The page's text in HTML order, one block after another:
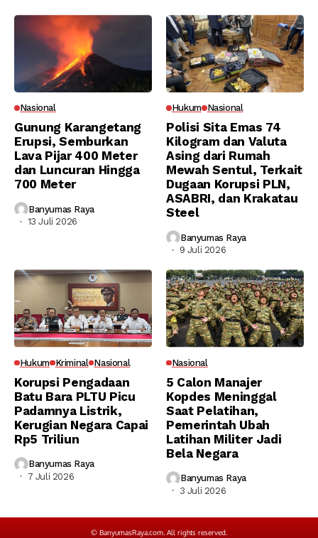
Nasional
Gunung Karangetang
Erupsi, Semburkan
Lava Pijar 400 Meter
dan Luncuran Hingga
700 Meter
Banyumas Raya
13 Juli 2026
Hukum Nasional
Polisi Sita Emas 74
Kilogram dan Valuta
Asing dari Rumah
Mewah Sentul, Terkait
Dugaan Korupsi PLN,
ASABRI, dan Krakatau
Steel
Banyumas Raya
9 Juli 2026
Hukum Kriminal Nasional
Korupsi Pengadaan
Batu Bara PLTU Picu
Padamnya Listrik,
Kerugian Negara Capai
Rp5 Triliun
Banyumas Raya
7 Juli 2026
Nasional
5 Calon Manajer
Kopdes Meninggal
Saat Pelatihan,
Pemerintah Ubah
Latihan Militer Jadi
Bela Negara
Banyumas Raya
3 Juli 2026
© BanyumasRaya.com. All rights reserved.